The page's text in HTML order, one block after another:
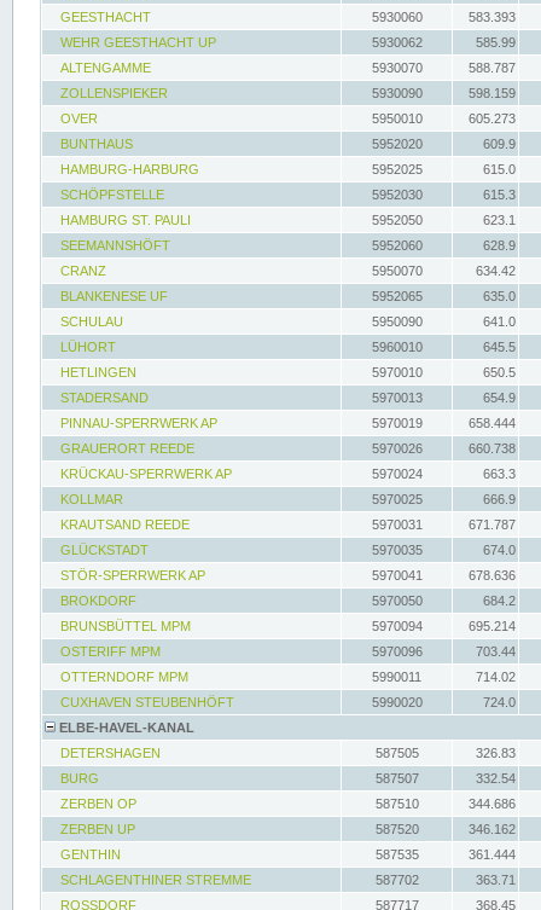
GEESTHACHT
5930060
583.393
WEHR GEESTHACHT UP
5930062
585.99
ALTENGAMME
5930070
588.787
ZOLLENSPIEKER
5930090
598.159
OVER
5950010
605.273
BUNTHAUS
5952020
609.9
HAMBURG-HARBURG
5952025
615.0
SCHÖPFSTELLE
5952030
615.3
HAMBURG ST. PAULI
5952050
623.1
SEEMANNSHÖFT
5952060
628.9
CRANZ
5950070
634.42
BLANKENESE UF
5952065
635.0
SCHULAU
5950090
641.0
LÜHORT
5960010
645.5
HETLINGEN
5970010
650.5
STADERSAND
5970013
654.9
PINNAU-SPERRWERK AP
5970019
658.444
GRAUERORT REEDE
5970026
660.738
KRÜCKAU-SPERRWERK AP
5970024
663.3
KOLLMAR
5970025
666.9
KRAUTSAND REEDE
5970031
671.787
GLÜCKSTADT
5970035
674.0
STÖR-SPERRWERK AP
5970041
678.636
BROKDORF
5970050
684.2
BRUNSBÜTTEL MPM
5970094
695.214
OSTERIFF MPM
5970096
703.44
OTTERNDORF MPM
5990011
714.02
CUXHAVEN STEUBENHÖFT
5990020
724.0
ELBE-HAVEL-KANAL
DETERSHAGEN
587505
326.83
BURG
587507
332.54
ZERBEN OP
587510
344.686
ZERBEN UP
587520
346.162
GENTHIN
587535
361.444
SCHLAGENTHINER STREMME
587702
363.71
ROSSDORF
587717 368.45